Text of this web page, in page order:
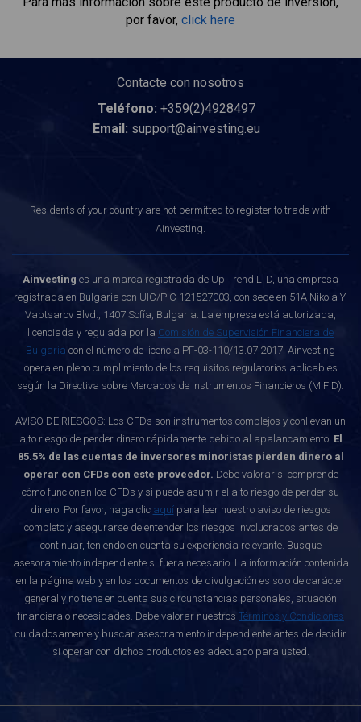
por favor, click here
Contacte con nosotros
Teléfono: +359(2)4928497
Email: support@ainvesting.eu
Residents of your country are not permitted to register to trade with
Ainvesting.
Ainvesting es una marca registrada de Up Trend LTD, una empresa
registrada en Bulgaria con UIC/PIC 121527003, con sede en 51A Nikola Y.
Vaptsarov Blvd., 1407 Sofía, Bulgaria. La empresa está autorizada,
licenciada y regulada por la Comisión de Supervisión Financiera de
Bulgaria con el número de licencia РГ-03-110/13.07.2017. Ainvesting
opera en pleno cumplimiento de los requisitos regulatorios aplicables
según la Directiva sobre Mercados de Instrumentos Financieros (MiFID).
AVISO DE RIESGOS: Los CFDs son instrumentos complejos y conllevan un
alto riesgo de perder dinero rápidamente debido al apalancamiento. El
85.5% de las cuentas de inversores minoristas pierden dinero al
operar con CFDs con este proveedor. Debe valorar si comprende
cómo funcionan los CFDs y si puede asumir el alto riesgo de perder su
dinero. Por favor, haga clic aquípara leer nuestro aviso de riesgos
completo y asegurarse de entender los riesgos involucrados antes de
continuar, teniendo en cuenta su experiencia relevante. Busque
asesoramiento independiente si fuera necesario. La información contenida
en la página web y en los documentos de divulgación es solo de carácter
general y no tiene en cuenta sus circunstancias personales, situación
financiera o necesidades. Debe valorar nuestros Términos y Condiciones
cuidadosamente y buscar asesoramiento independiente antes de decidir
si operar con dichos productos es adecuado para usted.